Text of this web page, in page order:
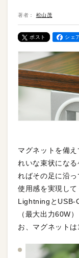
著者： 松山茂
ポスト シェ
マグネットを備
れいな束状にな
ればその足に沿
使用感を実現し
LightningとUSB-
（最大出力60W
お、マグネット